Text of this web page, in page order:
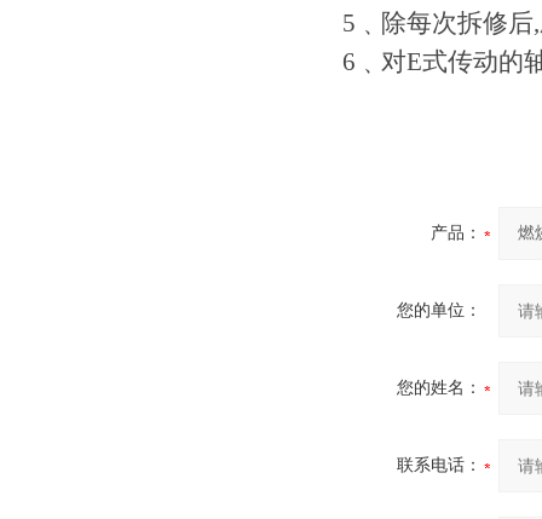
5﹑除每次拆修
6﹑对E式传动的
产品：
您的单位：
您的姓名：
联系电话：